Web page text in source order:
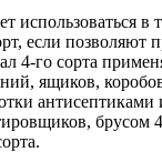
использоваться в
если позволяют
4-го сорта
ящиков,
антисептиками
брусом